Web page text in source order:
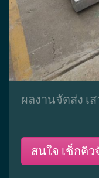
ผลงานจัดส่ง เ
สนใจ เช็กคิว